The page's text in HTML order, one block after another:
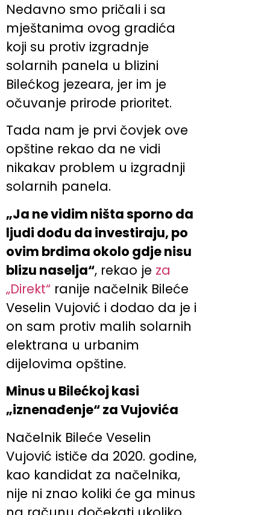
Nedavno smo pričali i sa
mještanima ovog gradića
koji su protiv izgradnje
solarnih panela u blizini
Bilećkog jezeara, jer im je
očuvanje prirode prioritet.
Tada nam je prvi čovjek ove
opštine rekao da ne vidi
nikakav problem u izgradnji
solarnih panela.
„Ja ne vidim ništa sporno da
ljudi dođu da investiraju, po
ovim brdima okolo gdje nisu
blizu naselja“, rekao je za
„Direkt“ ranije načelnik Bileće
Veselin Vujović i dodao da je i
on sam protiv malih solarnih
elektrana u urbanim
dijelovima opštine.
Minus u Bilećkoj kasi
„iznenađenje“ za Vujovića
Načelnik Bileće Veselin
Vujović ističe da 2020. godine,
kao kandidat za načelnika,
nije ni znao koliki će ga minus